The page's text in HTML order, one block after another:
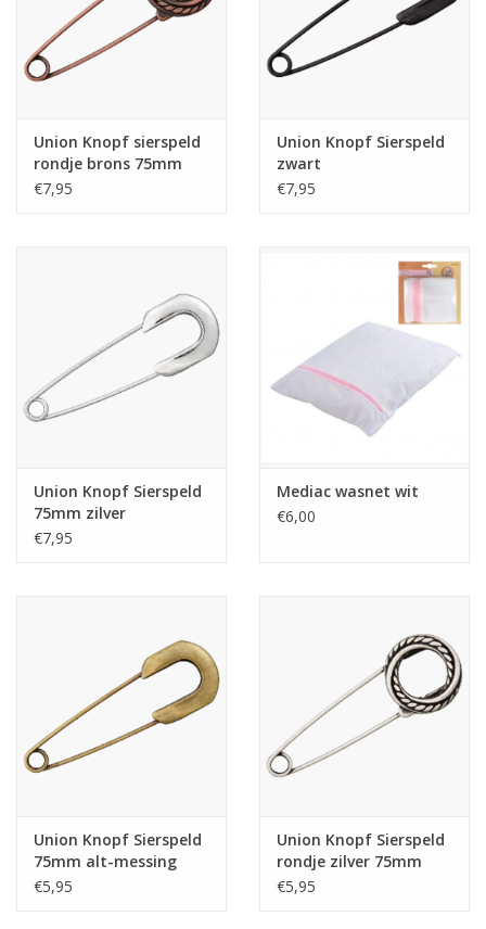
Union Knopf sierspeld
rondje brons 75mm
€7,95
Union Knopf Sierspeld
zwart
€7,95
Union Knopf Sierspeld
75mm zilver
€7,95
Mediac wasnet wit
€6,00
Union Knopf Sierspeld
75mm alt-messing
€5,95
Union Knopf Sierspeld
rondje zilver 75mm
€5,95